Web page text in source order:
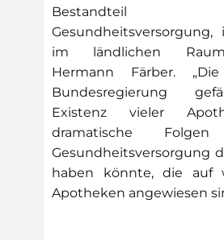
Gesundheitsversorgung,
im ländlichen
Hermann Färber.
Bundesregierung
Existenz vieler
dramatische
Gesundheitsversorgung
haben könnte, die auf
Apotheken angewiesen